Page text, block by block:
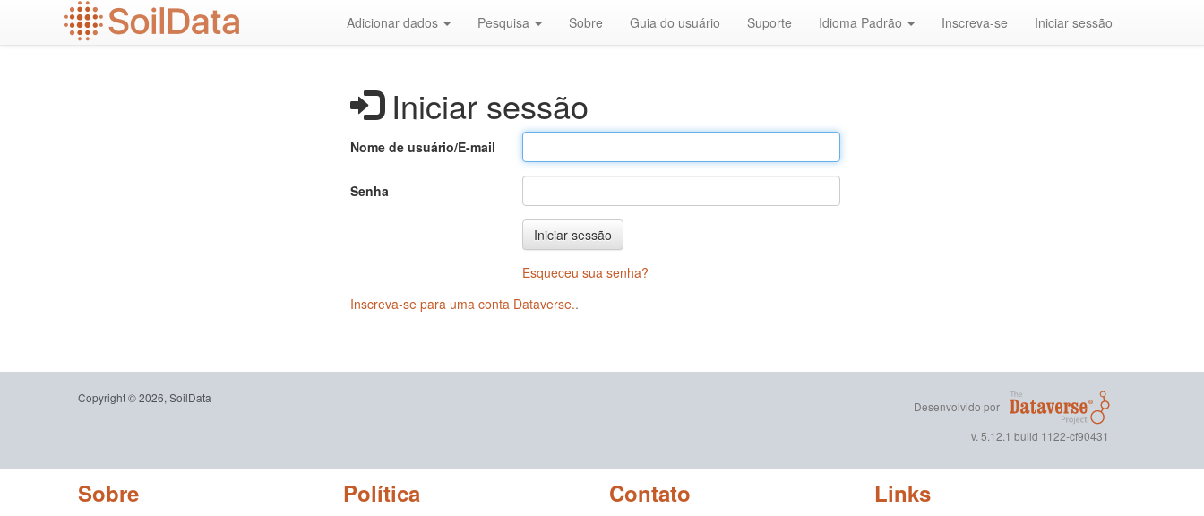
Adicionar dados Pesquisa Sobre Guia do usuário Suporte Idioma Padrão Inscreva-se Iniciar sessão
Iniciar sessão
Nome de usuário/E-mail
Senha
Iniciar sessão
Esqueceu sua senha?
Inscreva-se para uma conta Dataverse..
Copyright © 2026, SoilData
Desenvolvido por
v. 5.12.1 build 1122-cf90431
Sobre Política Contato Links